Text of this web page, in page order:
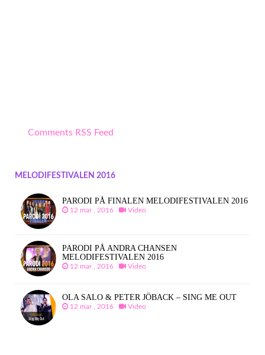
Comments RSS Feed
MELODIFESTIVALEN 2016
PARODI PÅ FINALEN MELODIFESTIVALEN 2016
12 mar , 2016 Video
PARODI PÅ ANDRA CHANSEN
MELODIFESTIVALEN 2016
12 mar , 2016 Video
OLA SALO & PETER JÖBACK – SING ME OUT
12 mar , 2016 Video